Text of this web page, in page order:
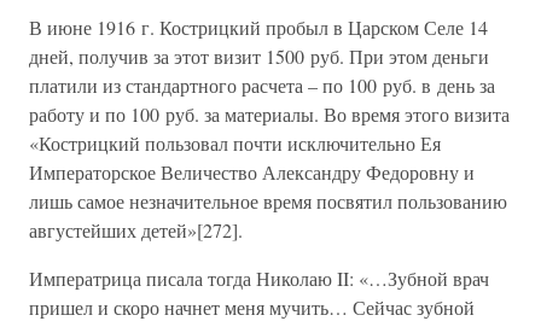
В июне 1916 г. Кострицкий пробыл в Царском Селе 14
дней, получив за этот визит 1500 руб. При этом деньги
платили из стандартного расчета – по 100 руб. в день за
работу и по 100 руб. за материалы. Во время этого визита
«Кострицкий пользовал почти исключительно Ея
Императорское Величество Александру Федоровну и
лишь самое незначительное время посвятил пользованию
августейших детей»[272].
Императрица писала тогда Николаю II: «…Зубной врач
пришел и скоро начнет меня мучить… Сейчас зубной